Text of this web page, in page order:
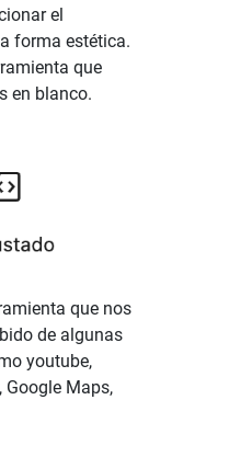
el
forma estética.
que
en blanco.
que nos
de algunas
youtube,
Google Maps,